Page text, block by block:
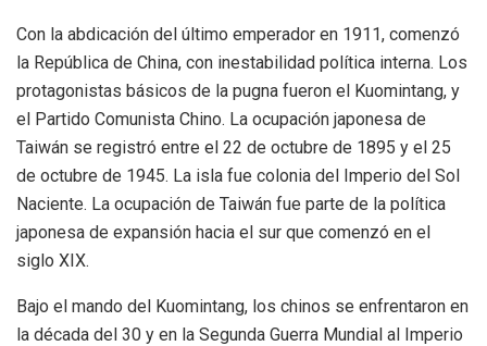
Con la abdicación del último emperador en 1911, comenzó
la República de China, con inestabilidad política interna. Los
protagonistas básicos de la pugna fueron el Kuomintang, y
el Partido Comunista Chino. La ocupación japonesa de
Taiwán se registró entre el 22 de octubre de 1895 y el 25
de octubre de 1945. La isla fue colonia del Imperio del Sol
Naciente. La ocupación de Taiwán fue parte de la política
japonesa de expansión hacia el sur que comenzó en el
siglo XIX.
Bajo el mando del Kuomintang, los chinos se enfrentaron en
la década del 30 y en la Segunda Guerra Mundial al Imperio